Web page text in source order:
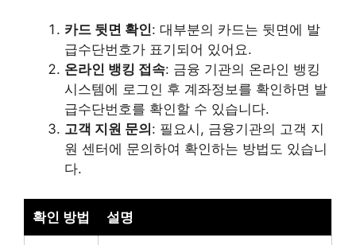
카드 뒷면 확인: 대부분의 카드는 뒷면에 발
급수단번호가 표기되어 있어요.
온라인 뱅킹 접속: 금융 기관의 온라인 뱅킹
시스템에 로그인 후 계좌정보를 확인하면 발
급수단번호를 확인할 수 있습니다.
고객 지원 문의: 필요시, 금융기관의 고객 지
원 센터에 문의하여 확인하는 방법도 있습니
다.
확인 방법 설명